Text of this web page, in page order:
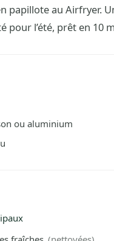
papillote au Airfryer.
pour l’été, prêt en 10
ou aluminium